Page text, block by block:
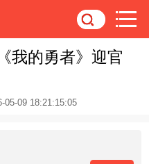
我的勇者》迎官
05-09 18:21:15:05